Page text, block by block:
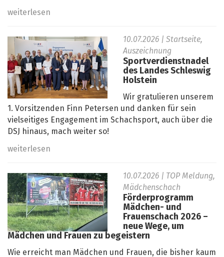
weiterlesen
10.07.2026 | Startseite,
Auszeichnung
Sportverdienstnadel
des Landes Schleswig
Holstein
Wir gratulieren unserem
1. Vorsitzenden Finn Petersen und danken für sein
vielseitiges Engagement im Schachsport, auch über die
DSJ hinaus, mach weiter so!
weiterlesen
10.07.2026 | TOP Meldung,
Mädchenschach
Förderprogramm
Mädchen- und
Frauenschach 2026 –
neue Wege, um
Mädchen und Frauen zu begeistern
Wie erreicht man Mädchen und Frauen, die bisher kaum